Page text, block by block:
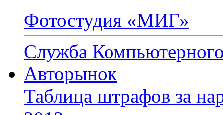
Фотостудия «МИГ»
Служба
Авторынок
Таблица штрафов за